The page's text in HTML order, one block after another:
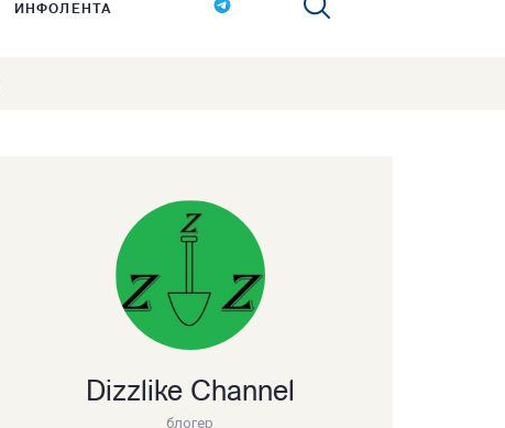
ИНФОЛЕНТА
Dizzlike Channel
блогер